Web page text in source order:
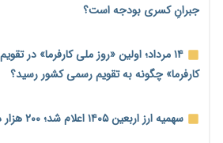
نماینده مجلس: توسعه مرزهای زمینی به
اساسی تبدیل شود
خانه کارگر قزوین: شکاف دستمزد و
می‌شود
جبرانِ کسری بودجه است؟
۱۴ مرداد؛ اولین «روز ملی کارفرما» در
کارفرما» چگونه به تقویم رسمی کشور رسید؟
سهمیه ارز اربعین ۱۴۰۵ اعلام شد؛ ۲۰۰ هزار دینار برای هر زائر